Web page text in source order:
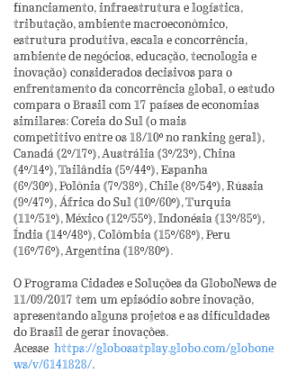
financiamento, infraestrutura e logística,
tributação, ambiente macroeconômico,
estrutura produtiva, escala e concorrência,
ambiente de negócios, educação, tecnologia e
inovação) considerados decisivos para o
enfrentamento da concorrência global, o estudo
compara o Brasil com 17 países de economias
similares:Coreia do Sul (o mais
competitivo entre os 18/10º no ranking geral),
Canadá (2º/17º), Austrália (3º/23º), China
(4º/14º),Tailândia (5º/44º),Espanha
(6º/30º), Polônia (7º/38º), Chile (8º/54º), Rússia
(9º/47º), África do Sul (10º/60º), Turquia
(11º/51º),México (12º/55º), Indonésia (13º/85º),
Índia (14º/48º), Colômbia (15º/68º), Peru
(16º/76º),Argentina(18º/80º).
O Programa Cidades e Soluções da GloboNews de
11/09/2017 tem um episódio sobre inovação,
apresentando alguns projetos e as dificuldades
do Brasil de gerar inovações.
Acesse https://globosatplay.globo.com/globone
ws/v/6141828/.